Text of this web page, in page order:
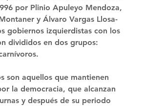
por Plinio Apuleyo Mendoza,
y Álvaro Vargas Llosa-
gobiernos izquierdistas con los
divididos en dos grupos:
son aquellos que mantienen
la democracia, que alcanzan
y después de su periodo